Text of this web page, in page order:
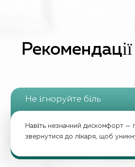
Рекомендації
Не ігноруйте біль
Навіть незначний дискомфорт —
звернутися до лікаря, щоб